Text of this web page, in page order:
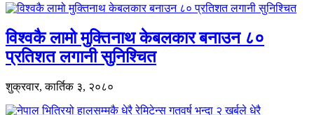
विश्वकै लामो मुक्तिनाथ केबलकार बनाउन ८०
प्रतिशत लगानी सुनिश्चित
शुक्रवार, कार्तिक ३, २०८०